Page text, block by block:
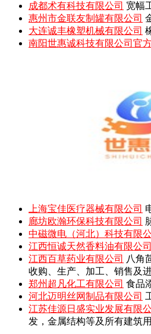
成都术有科技有限公司 宽幅
惠州市金联友制罐有限公司
大连诚丰橡塑机械有限公司
南阳世惠诚科技有限公司官
上海宝佳医疗器械有限公司
廊坊欧瀚环保科技有限公司
中磁微电（河北）科技有限
江西恒诚天然香料油有限公司
江西百草药业有限公司
八角
收购、生产、加工、销售及
郑州超凡化工有限公司 食品
河北迈明丝网制品有限公司
江苏佳源日盛实业发展有限
发，金属结构等及所有建筑